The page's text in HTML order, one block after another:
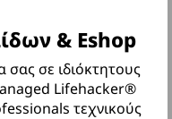
& Eshop
σε ιδιόκτητους
Lifehacker®
τεχνικούς